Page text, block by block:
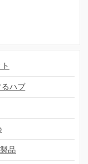
ハブ
品